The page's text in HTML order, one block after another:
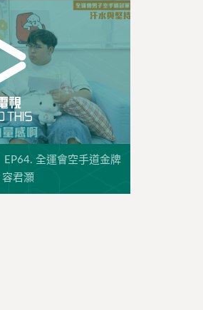
EP64. 全運會空手道金牌
君灝